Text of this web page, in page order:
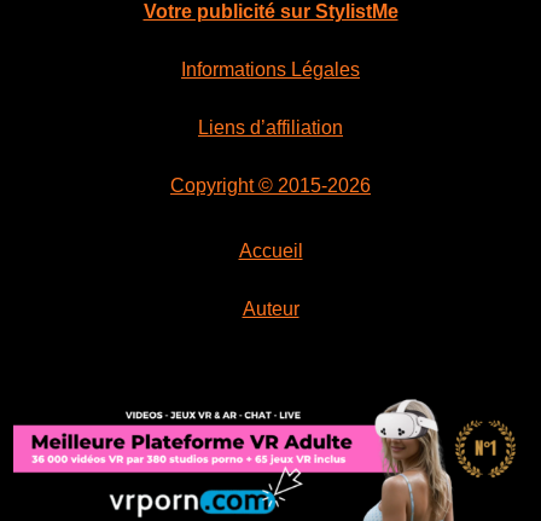
Votre publicité sur StylistMe
Informations Légales
Liens d’affiliation
Copyright © 2015-2026
Accueil
Auteur